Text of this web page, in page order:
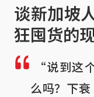
谈新加坡
狂囤货的
“说到这
么吗？下